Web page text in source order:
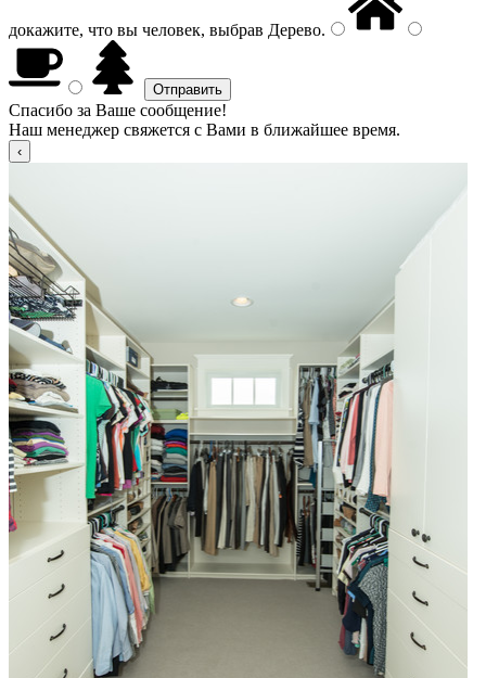
докажите, что вы человек, выбрав Дерево.
Спасибо за Ваше сообщение!
Наш менеджер свяжется с Вами в ближайшее время.